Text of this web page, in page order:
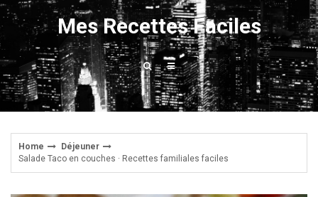
Skip
to
content
Mes Recettes Faciles
Home
Déjeuner
Salade Taco en couches · Recettes familiales faciles